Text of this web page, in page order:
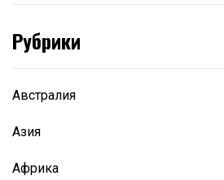
Рубрики
Австралия
Азия
Африка